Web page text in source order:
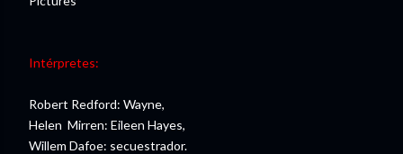
Intérpretes:
Robert Redford: Wayne,
Helen Mirren: Eileen Hayes,
Willem Dafoe: secuestrador.